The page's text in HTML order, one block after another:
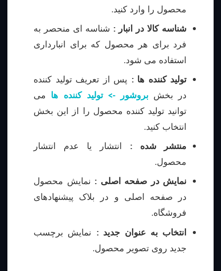
محصول را وارد کنید.
شناسه کالا در انبار : شناسه ای منحصر به
فرد برای هر محصول که برای انبارداری
استفاده می شود.
تولید کننده ها : پس از تعریف تولید کننده
در بخشبروشور -> تولید کننده ها می
توانید تولید کننده محصول را از این بخش
انتخاب کنید.
منتشر شده : انتشار یا عدم انتشار
محصول.
نمایش در صفحه اصلی : نمایش محصول
در صفحه اصلی و در بلاک پیشنهادهای
فروشگاه.
انتخاب به عنوان جدید : نمایش برچسب
جدید روی تصویر محصول.